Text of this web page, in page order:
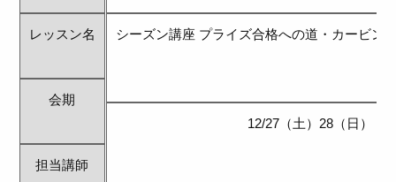
レッスン名
会期
担当講師
シーズン講座 プライズ合格への道・カービン
12/27（土）28（日）